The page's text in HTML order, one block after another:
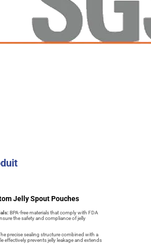
Jelly Spout Pouches
BPA-free materials that comply with FDA
the safety and compliance of jelly
precise sealing structure combined with a
effectively prevents jelly leakage and extends